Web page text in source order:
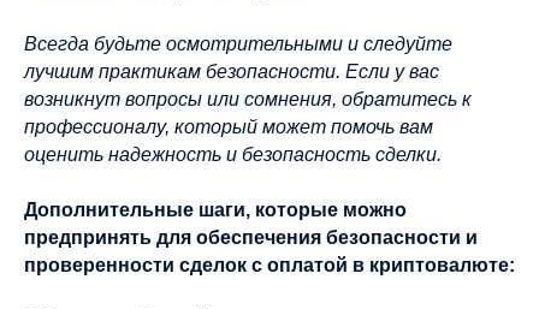
Всегда будьте осмотрительными и следуйте
лучшим практикам безопасности. Если у вас
возникнут вопросы или сомнения, обратитесь к
профессионалу, который может помочь вам
оценить надежность и безопасность сделки.
Дополнительные шаги, которые можно
предпринять для обеспечения безопасности и
проверенности сделок с оплатой в криптовалюте: